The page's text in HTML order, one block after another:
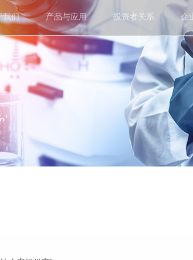
我们 产品与应用 投资者关系 企